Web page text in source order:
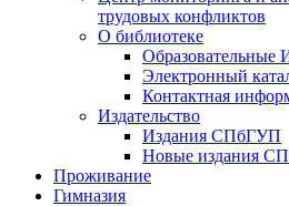
трудовых конфликтов
О библиотеке
Образовательные
Электронный
Контактная
Издательство
Издания СПбГУП
Новые издания
Проживание
Гимназия